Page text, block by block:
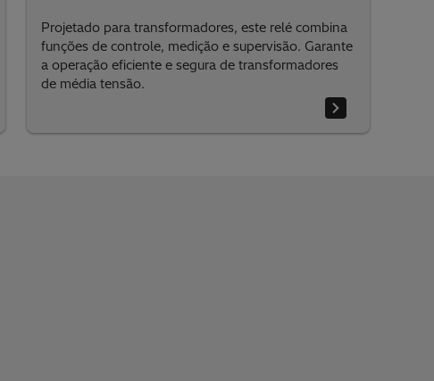
Projetado para transformadores, este relé combina
funções de controle, medição e supervisão. Garante
a operação eficiente e segura de transformadores
de média tensão.